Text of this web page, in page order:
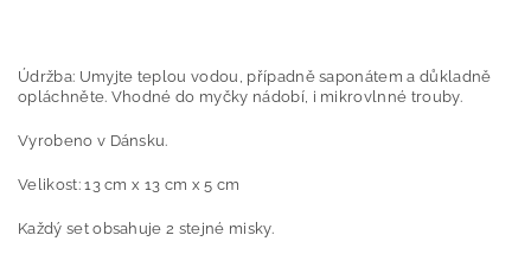
Údržba: Umyjte teplou vodou, případně saponátem a důkladně
opláchněte. Vhodné do myčky nádobí, i mikrovlnné trouby.
Vyrobeno v Dánsku.
Velikost: 13 cm x 13 cm x 5 cm
Každý set obsahuje 2 stejné misky.